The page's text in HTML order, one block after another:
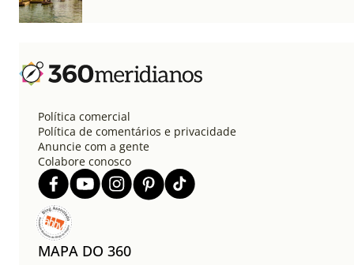
Política comercial
Política de comentários e privacidade
Anuncie com a gente
Colabore conosco
MAPA DO 360